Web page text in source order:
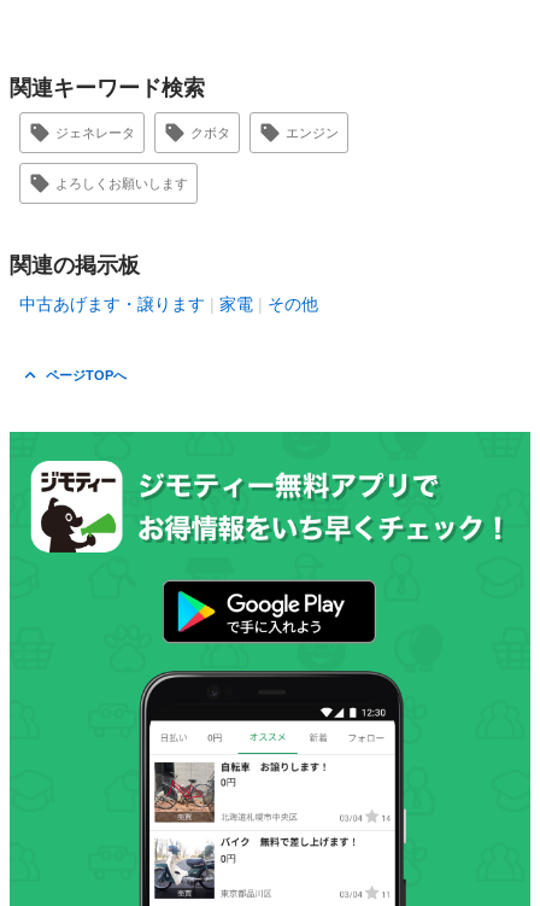
関連キーワード検索
ジェネレータ クボタ エンジン
よろしくお願いします
関連の掲示板
中古あげます・譲ります 家電 その他
ページTOPへ